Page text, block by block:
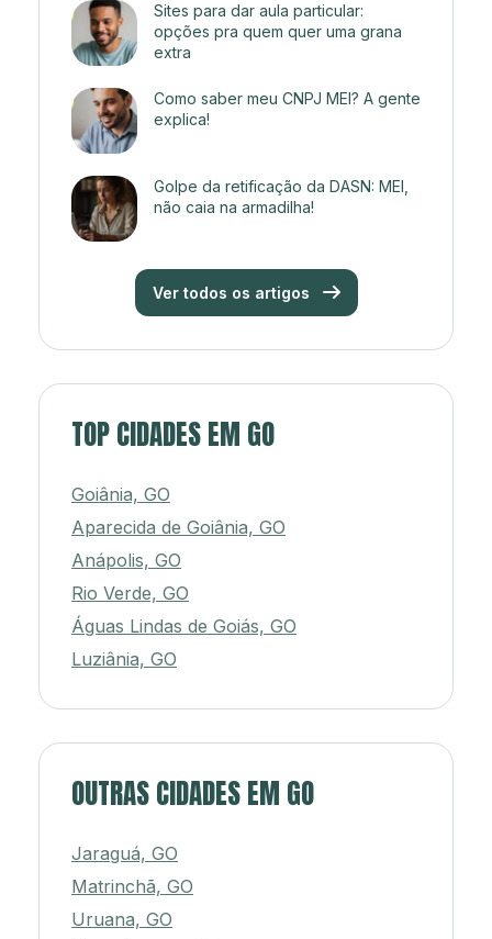
Sites para dar aula particular:
opções pra quem quer uma grana
extra
Como saber meu CNPJ MEI? A gente
explica!
Golpe da retificação da DASN: MEI,
não caia na armadilha!
Ver todos os artigos
TOP CIDADES EM GO
Goiânia, GO
Aparecida de Goiânia, GO
Anápolis, GO
Rio Verde, GO
Águas Lindas de Goiás, GO
Luziânia, GO
OUTRAS CIDADES EM GO
Jaraguá, GO
Matrinchã, GO
Uruana, GO